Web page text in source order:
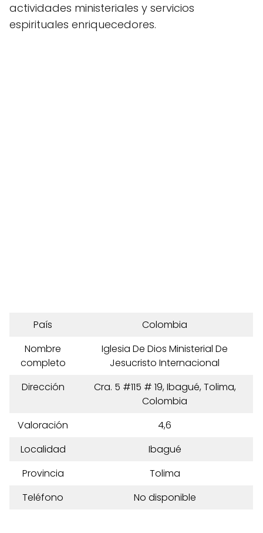
actividades ministeriales y servicios
espirituales enriquecedores.
País
Colombia
Nombre
completo
Iglesia De Dios Ministerial De
Jesucristo Internacional
Dirección
Cra. 5 #115 # 19, Ibagué, Tolima,
Colombia
Valoración
4,6
Localidad
Ibagué
Provincia
Tolima
Teléfono
No disponible